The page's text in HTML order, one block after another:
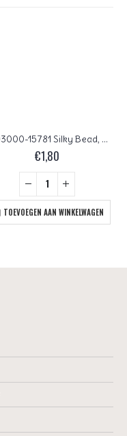
SL-03000-15781 Silky Bead, Opaque White Purple Iris 30 Pc.
€1,80
TOEVOEGEN AAN WINKELWAGEN